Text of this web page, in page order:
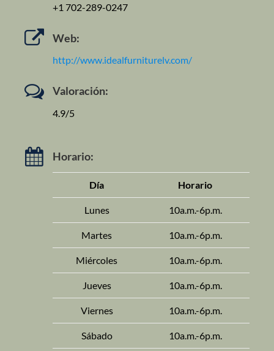
+1 702-289-0247
Web:
http://www.idealfurniturelv.com/
Valoración:
4.9/5
Horario:
Día Horario
Lunes 10a.m.-6p.m.
Martes 10a.m.-6p.m.
Miércoles 10a.m.-6p.m.
Jueves 10a.m.-6p.m.
Viernes 10a.m.-6p.m.
Sábado 10a.m.-6p.m.